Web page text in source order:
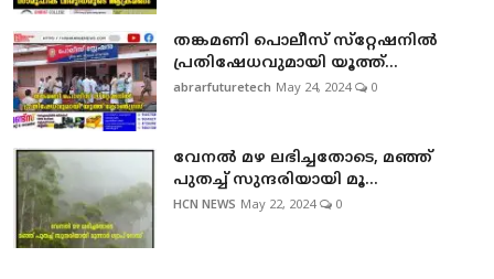
തങ്കമണി പൊലീസ് സ്‌റ്റേഷനില്‍
പ്രതിഷേധവുമായി യൂത്ത്...
abrarfuturetech May 24, 2024 0
വേനല്‍ മഴ ലഭിച്ചതോടെ, മഞ്ഞ്
പുതച്ച് സുന്ദരിയായി മൂ...
HCN NEWS May 22, 2024 0